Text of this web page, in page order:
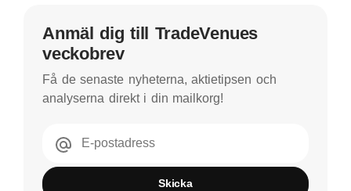
Anmäl dig till TradeVenues
veckobrev
Få de senaste nyheterna, aktietipsen och
analyserna direkt i din mailkorg!
E-postadress
Skicka